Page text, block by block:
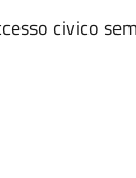
civico